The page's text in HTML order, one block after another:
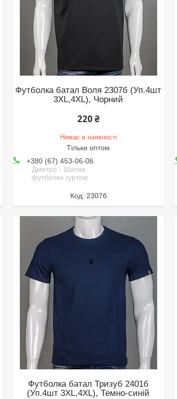
Футболка батал Воля 2307б (Уп.4шт
3XL,4XL), Чорний
220 ₴
Немає в наявності
Тільки оптом
+380 (67) 453-06-06
Дмитро - Шапки,
футболки гуртом
2307б
Футболка батал Тризуб 2401б
(Уп.4шт 3XL,4XL), Темно-синій